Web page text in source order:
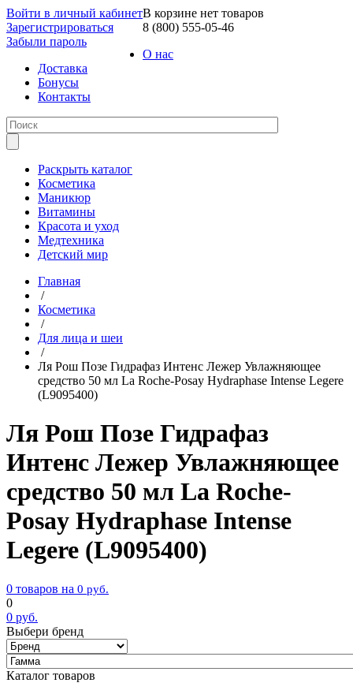
Войти в личный кабинет
Зарегистрироваться
Забыли пароль
В корзине нет товаров
8 (800) 555-05-46
О нас
Доставка
Бонусы
Контакты
Раскрыть каталог
Косметика
Маникюр
Витамины
Красота и уход
Медтехника
Детский мир
Главная
/
Косметика
/
Для лица и шеи
/
Ля Рош Позе Гидрафаз Интенс Лежер Увлажняющее
средство 50 мл La Roche-Posay Hydraphase Intense Legere
(L9095400)
Ля Рош Позе Гидрафаз
Интенс Лежер Увлажняющее
средство 50 мл La Roche-
Posay Hydraphase Intense
Legere (L9095400)
0 товаров на 0 руб.
0
0 руб.
Выбери бренд
Каталог товаров